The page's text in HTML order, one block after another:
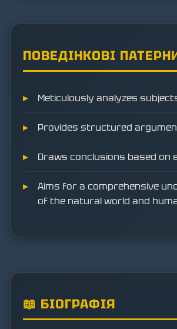
ПОВЕДІНКОВІ
Meticulously analyzes
Provides structured
Draws conclusions based on
Aims for a comprehensive
of the natural world and
📖 БІОГРАФІЯ